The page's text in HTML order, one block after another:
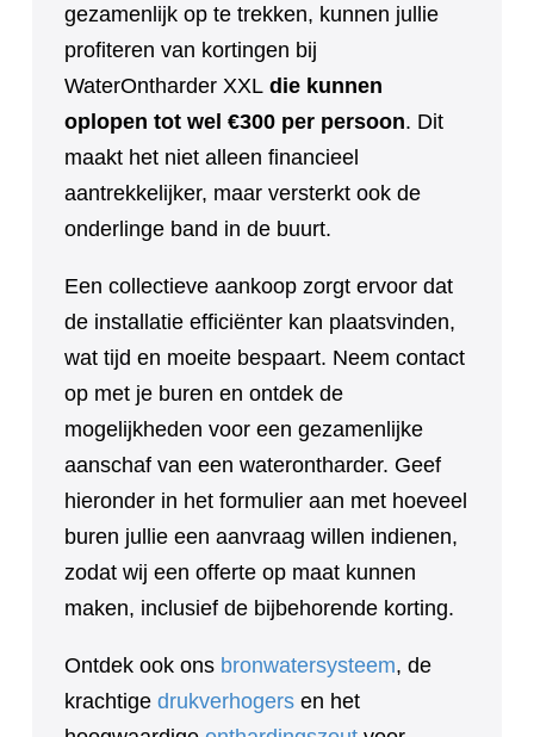
gezamenlijk op te trekken, kunnen jullie
profiteren van kortingen bij
WaterOntharder XXL die kunnen
oplopen tot wel €300 per persoon. Dit
maakt het niet alleen financieel
aantrekkelijker, maar versterkt ook de
onderlinge band in de buurt.
Een collectieve aankoop zorgt ervoor dat
de installatie efficiënter kan plaatsvinden,
wat tijd en moeite bespaart. Neem contact
op met je buren en ontdek de
mogelijkheden voor een gezamenlijke
aanschaf van een waterontharder. Geef
hieronder in het formulier aan met hoeveel
buren jullie een aanvraag willen indienen,
zodat wij een offerte op maat kunnen
maken, inclusief de bijbehorende korting.
Ontdek ook ons bronwatersysteem, de
krachtige drukverhogers en het